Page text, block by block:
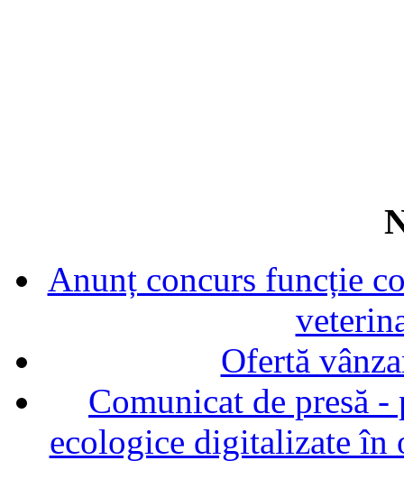
Anunț concurs funcție
Ofertă
Comunicat de presă
ecologice digitalizate în